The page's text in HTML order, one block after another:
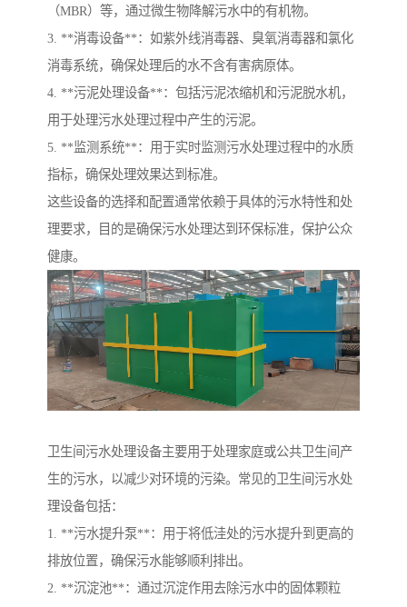
（MBR）等，通过微生物降解污水中的有机物。
3. **消毒设备**：如紫外线消毒器、臭氧消毒器和氯化
消毒系统，确保处理后的水不含有害病原体。
4. **污泥处理设备**：包括污泥浓缩机和污泥脱水机，
用于处理污水处理过程中产生的污泥。
5. **监测系统**：用于实时监测污水处理过程中的水质
指标，确保处理效果达到标准。
这些设备的选择和配置通常依赖于具体的污水特性和处
理要求，目的是确保污水处理达到环保标准，保护公众
健康。
卫生间污水处理设备主要用于处理家庭或公共卫生间产
生的污水，以减少对环境的污染。常见的卫生间污水处
理设备包括：
1. **污水提升泵**：用于将低洼处的污水提升到更高的
排放位置，确保污水能够顺利排出。
2. **沉淀池**：通过沉淀作用去除污水中的固体颗粒